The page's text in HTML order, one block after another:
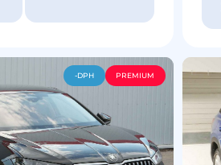
-DPH PREMIUM